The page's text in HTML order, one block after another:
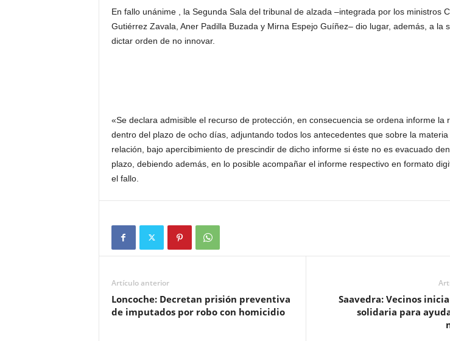
En fallo unánime , la Segunda Sala del tribunal de alzada –integrada por los ministros
Gutiérrez Zavala, Aner Padilla Buzada y Mirna Espejo Guíñez– dio lugar, además, a la
dictar orden de no innovar.
«Se declara admisible el recurso de protección, en consecuencia se ordena informe la
dentro del plazo de ocho días, adjuntando todos los antecedentes que sobre la materia
relación, bajo apercibimiento de prescindir de dicho informe si éste no es evacuado
plazo, debiendo además, en lo posible acompañar el informe respectivo en formato
el fallo.
Artículo anterior
Loncoche: Decretan prisión preventiva
de imputados por robo con homicidio
Saavedra: Vecinos
solidaria para